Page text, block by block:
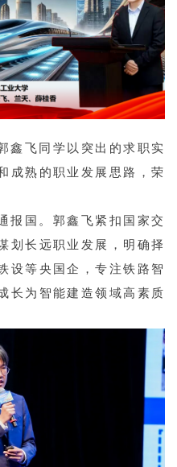
鑫飞同学以突出的求职实
成熟的职业发展思路，荣
报国。郭鑫飞紧扣国家交
划长远职业发展，明确择
设等央国企，专注铁路智
长为智能建造领域高素质